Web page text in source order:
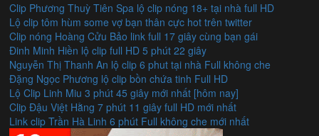
Clip Phương Thuỳ Tiên Spa lộ clip nóng 18+ tại nhà full HD
Lộ clip tôm hùm some vợ bạn thân cực hot trên twitter
Clip nóng Hoàng Cửu Bảo link full 17 giây cùng bạn gái
Đinh Minh Hiền lộ clip full HD 5 phút 22 giây
Nguyễn Thị Thanh An lộ clip 6 phut tại nhà Full không che
Đặng Ngọc Phương lộ clip bồn chứa tinh Full HD
Lộ Clip Linh Miu 3 phút 45 giây mới nhất [hôm nay]
Clip Đậu Việt Hằng 7 phút 11 giây full HD mới nhất
Link clip Trần Hà Linh 6 phút Full không che mới nhất